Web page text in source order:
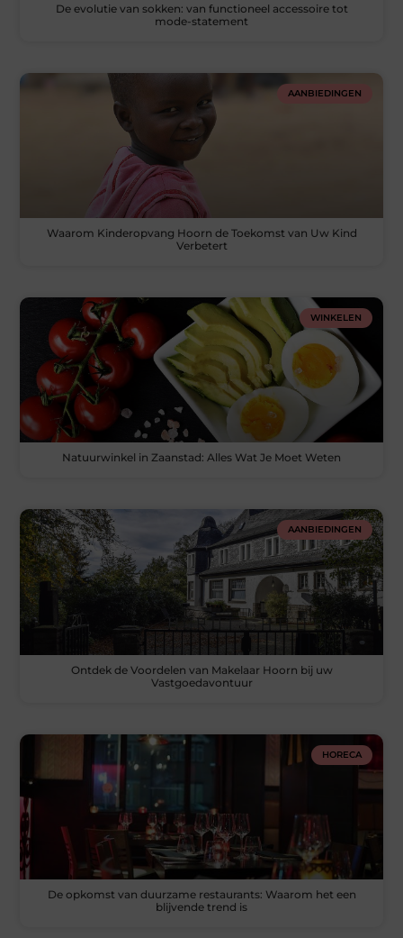
De evolutie van sokken: van functioneel accessoire tot
mode-statement
AANBIEDINGEN
Waarom Kinderopvang Hoorn de Toekomst van Uw Kind
Verbetert
WINKELEN
Natuurwinkel in Zaanstad: Alles Wat Je Moet Weten
AANBIEDINGEN
Ontdek de Voordelen van Makelaar Hoorn bij uw
Vastgoedavontuur
HORECA
De opkomst van duurzame restaurants: Waarom het een
blijvende trend is